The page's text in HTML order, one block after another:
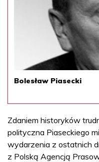
Bolesław Piasecki
Zdaniem historyków
polityczna Piaseckiego
wydarzenia z ostatnich
z Polską Agencją